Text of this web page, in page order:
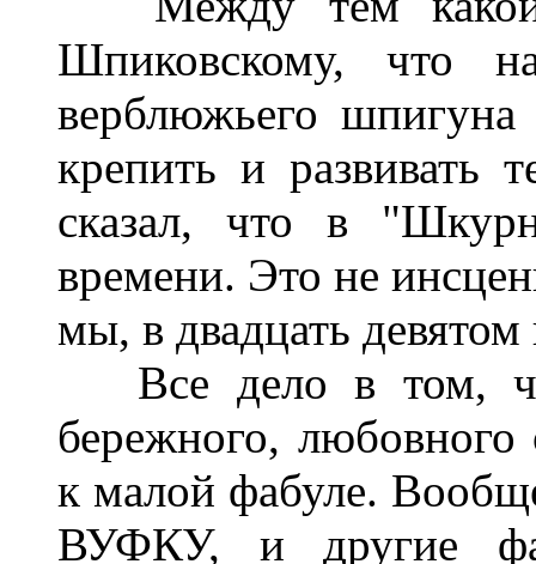
Шпиковскому, что
верблюжьего
крепить и развивать
сказал, что в
времени. Это не
мы, в двадцать
Все дело в том,
бережного, любовного
к малой фабуле.
ВУФКУ, и другие